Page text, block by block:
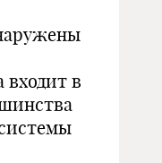
входит в